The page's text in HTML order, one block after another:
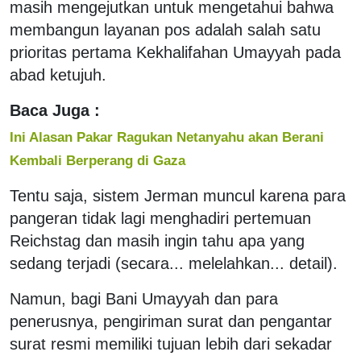
masih mengejutkan untuk mengetahui bahwa
membangun layanan pos adalah salah satu
prioritas pertama Kekhalifahan Umayyah pada
abad ketujuh.
Baca Juga :
Ini Alasan Pakar Ragukan Netanyahu akan Berani
Kembali Berperang di Gaza
Tentu saja, sistem Jerman muncul karena para
pangeran tidak lagi menghadiri pertemuan
Reichstag dan masih ingin tahu apa yang
sedang terjadi (secara... melelahkan... detail).
Namun, bagi Bani Umayyah dan para
penerusnya, pengiriman surat dan pengantar
surat resmi memiliki tujuan lebih dari sekadar